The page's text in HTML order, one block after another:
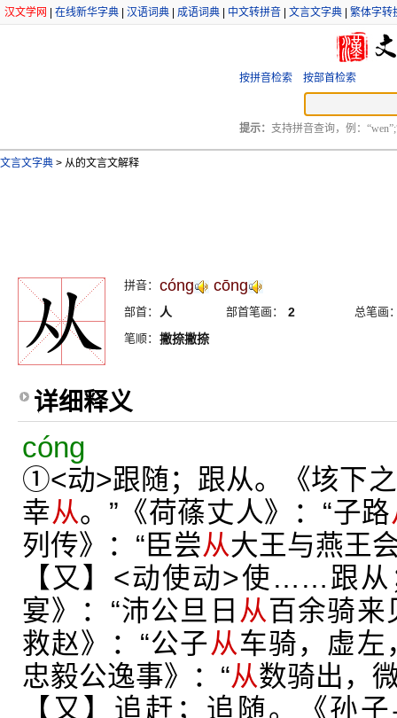
汉文学网 在线新华字典 汉语词典 成语词典 中文转拼音 文言文字典 繁体字转
按拼音检索 按部首检索
提示： 支持拼音查询，例：
文言文字典 > 从的文言文解释
拼音： cóng cōng
部首： 人 部首笔画： 2
总笔画
笔顺： 撇捺撇捺
详细释义
cóng
①<动>跟随；跟从。《垓下
幸从。”《荷蓧丈人》：“子路
列传》：“臣尝从大王与燕王
【又】<动使动>使……跟
宴》：“沛公旦日 从百余骑来
救赵》：“公子从车骑，虚左
忠毅公逸事》：“从数骑出，
【又】追赶；追随。《孙